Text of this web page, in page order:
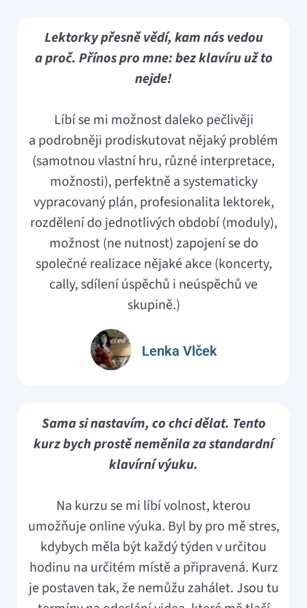
Lektorky přesně vědí, kam nás vedou
a proč. Přínos pro mne: bez klavíru už to
nejde!
Líbí se mi možnost daleko pečlivěji
a podrobněji prodiskutovat nějaký problém
(samotnou vlastní hru, různé interpretace,
možnosti), perfektně a systematicky
vypracovaný plán, profesionalita lektorek,
rozdělení do jednotlivých období (moduly),
možnost (ne nutnost) zapojení se do
společné realizace nějaké akce (koncerty,
cally, sdílení úspěchů i neúspěchů ve
skupině.)
Lenka Vlček
Sama si nastavím, co chci dělat. Tento
kurz bych prostě neměnila za standardní
klavírní výuku.
Na kurzu se mi líbí volnost, kterou
umožňuje online výuka. Byl by pro mě stres,
kdybych měla být každý týden v určitou
hodinu na určitém místě a připravená. Kurz
je postaven tak, že nemůžu zahálet. Jsou tu